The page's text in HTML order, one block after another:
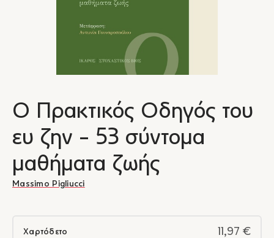
Ο Πρακτικός Οδηγός του
ευ ζην - 53 σύντομα
μαθήματα ζωής
Massimo Pigliucci
Χαρτόδετο 11,97 €